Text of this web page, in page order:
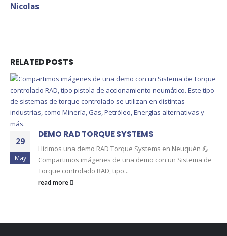
Nicolas
RELATEDPOSTS
29
May
DEMO RAD TORQUE SYSTEMS
Hicimos una demo RAD Torque Systems en Neuquén 💪
Compartimos imágenes de una demo con un Sistema de
Torque controlado RAD, tipo...
read more